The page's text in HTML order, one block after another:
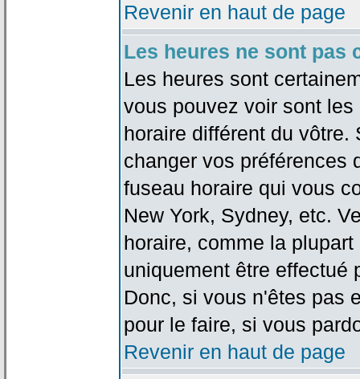
Revenir en haut de page
Les heures ne sont pas
Les heures sont
vous pouvez voir sont
horaire différent du
changer vos préférences
fuseau horaire qui vous
New York, Sydney, etc.
horaire, comme la
uniquement être effectué
Donc, si vous n'êtes pas
pour le faire, si vous
Revenir en haut de page